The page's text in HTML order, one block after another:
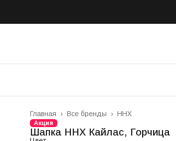
ННХ
Все бренды ›
Главная ›
Акция
Шапка ННХ Кайлас, Горчица